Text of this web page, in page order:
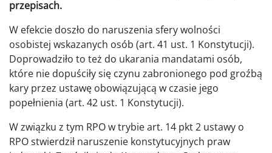
przepisach.
W efekcie doszło do naruszenia sfery wolności
osobistej wskazanych osób (art. 41 ust. 1 Konstytucji).
Doprowadziło to też do ukarania mandatami osób,
które nie dopuściły się czynu zabronionego pod groźbą
kary przez ustawę obowiązującą w czasie jego
popełnienia (art. 42 ust. 1 Konstytucji).
W związku z tym RPO w trybie art. 14 pkt 2 ustawy o
RPO stwierdził naruszenie konstytucyjnych praw